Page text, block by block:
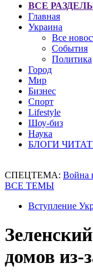
ВСЕ
Главная
Украина
Все
События
Политика
Город
Мир
Бизнес
Спорт
Lifestyle
Шоу-биз
Наука
БЛОГИ
СПЕЦТЕМА: Война
ВСЕ ТЕМЫ
Вступление
домов